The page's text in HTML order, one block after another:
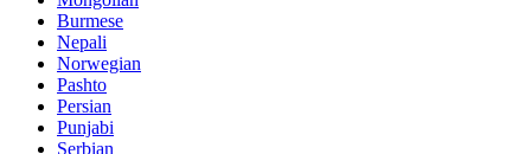
Burmese
Nepali
Norwegian
Pashto
Persian
Punjabi
Serbian